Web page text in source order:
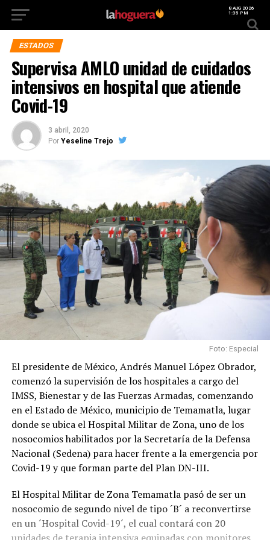
8 AUG 2026
1:35 PM
ESTADOS
Supervisa AMLO unidad de cuidados
intensivos en hospital que atiende
Covid-19
3 abril, 2020
Por Yeseline Trejo
Foto: Especial
El presidente de México, Andrés Manuel López Obrador,
comenzó la supervisión de los hospitales a cargo del
IMSS, Bienestar y de las Fuerzas Armadas, comenzando
en el Estado de México, municipio de Temamatla, lugar
donde se ubica el Hospital Militar de Zona, uno de los
nosocomios habilitados por la Secretaría de la Defensa
Nacional (Sedena) para hacer frente a la emergencia por
Covid-19 y que forman parte del Plan DN-III.
El Hospital Militar de Zona Temamatla pasó de ser un
nosocomio de segundo nivel de tipo ´B´ a reconvertirse
en un ´Hospital Covid-19´, el cual contará con 20